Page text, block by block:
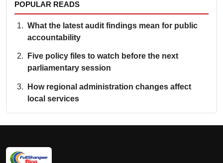
POPULAR READS
What the latest audit findings mean for public
accountability
Five policy files to watch before the next
parliamentary session
How regional administration changes affect
local services